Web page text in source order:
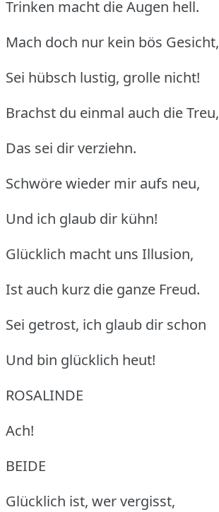
Trinken macht die Augen hell.
Mach doch nur kein bös Gesicht,
Sei hübsch lustig, grolle nicht!
Brachst du einmal auch die Treu,
Das sei dir verziehn.
Schwöre wieder mir aufs neu,
Und ich glaub dir kühn!
Glücklich macht uns Illusion,
Ist auch kurz die ganze Freud.
Sei getrost, ich glaub dir schon
Und bin glücklich heut!
ROSALINDE
Ach!
BEIDE
Glücklich ist, wer vergisst,